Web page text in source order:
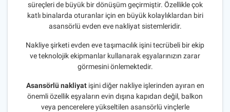
süreçleri de büyük bir dönüşüm geçirmiştir. Özellikle çok
katlı binalarda oturanlar için en büyük kolaylıklardan biri
asansörlü evden eve nakliyat sistemleridir.
Nakliye şirketi evden eve taşımacılık işini tecrübeli bir ekip
ve teknolojik ekipmanlar kullanarak eşyalarınızın zarar
görmesini önlemektedir.
Asansörlü nakliyatişini diğer nakliye işlerinden ayıran en
önemli özellik eşyaların evin dışına kapıdan değil, balkon
veya pencerelere yükseltilen asansörlü vinçlerle